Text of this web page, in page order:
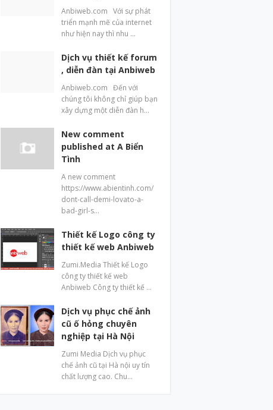
Anbiweb.com Với sự phát
triển mạnh mẽ của internet
như hiện nay thì nhu …
Dịch vụ thiết kế forum
, diễn đàn tại Anbiweb
Anbiweb.com Đến với
chúng tôi không chỉ giúp bạn
xây dựng một diễn đàn h…
New comment
published at A Biển
Tình
A new comment
https://www.abientinh.com/
dont-call-demi-lovato-a-
bad-girl-s…
Thiết kế Logo công ty
thiết kế web Anbiweb
Zumi.Media Thiết kế Logo
công ty thiết kế web
Anbiweb Công ty thiết kế …
Dịch vụ phục chế ảnh
cũ ố hỏng chuyên
nghiệp tại Hà Nội
Zumi Media Dịch vụ phục
chế ảnh cũ tại Hà nội uy tín
chất lượng cao. Chu…